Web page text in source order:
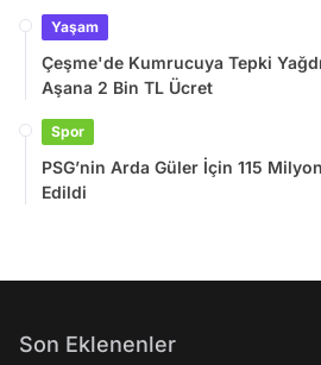
Yaşam
Çeşme'de Kumrucuya Tepki
Aşana 2 Bin TL Ücret
Spor
PSG’nin Arda Güler İçin 115
Edildi
Son Eklenenler